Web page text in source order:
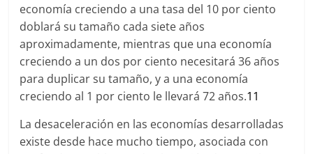
economía creciendo a una tasa del 10 por ciento
doblará su tamaño cada siete años
aproximadamente, mientras que una economía
creciendo a un dos por ciento necesitará 36 años
para duplicar su tamaño, y a una economía
creciendo al 1 por ciento le llevará 72 años.11
La desaceleración en las economías desarrolladas
existe desde hace mucho tiempo, asociada con